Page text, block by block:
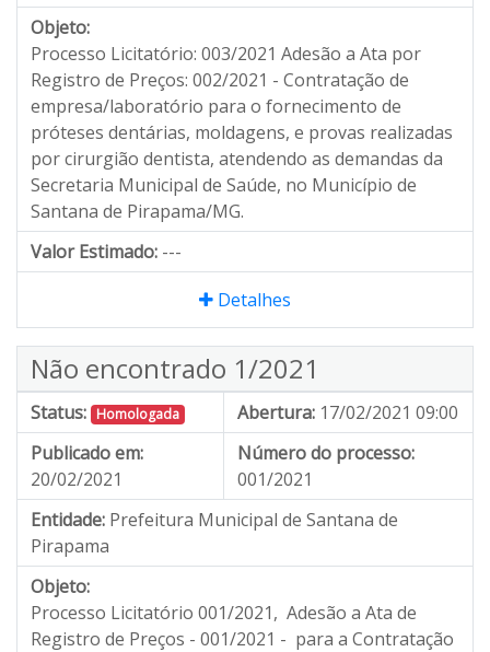
Objeto:
Processo Licitatório: 003/2021 Adesão a Ata por
Registro de Preços: 002/2021 - Contratação de
empresa/laboratório para o fornecimento de
próteses dentárias, moldagens, e provas realizadas
por cirurgião dentista, atendendo as demandas da
Secretaria Municipal de Saúde, no Município de
Santana de Pirapama/MG.
Valor Estimado: ---
Detalhes
Não encontrado 1/2021
Status: Homologada Abertura: 17/02/2021 09:00
Publicado em:
20/02/2021
Número do processo:
001/2021
Entidade: Prefeitura Municipal de Santana de
Pirapama
Objeto:
Processo Licitatório 001/2021, Adesão a Ata de
Registro de Preços - 001/2021 - para a Contratação